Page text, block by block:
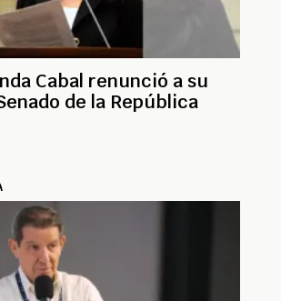
Cabal renunció a su
de la República